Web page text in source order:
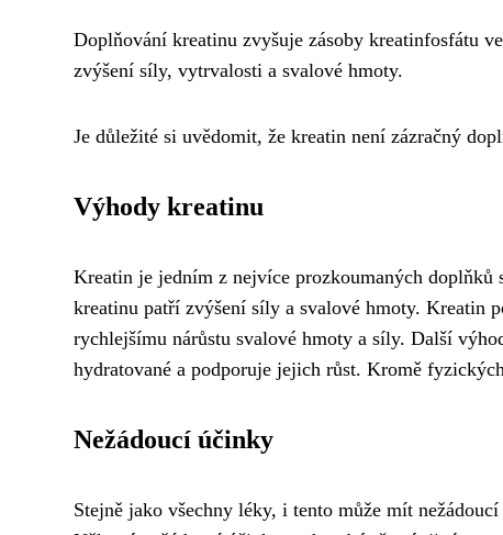
Doplňování kreatinu zvyšuje zásoby kreatinfosfátu
zvýšení síly, vytrvalosti a svalové hmoty.
Je důležité si uvědomit, že kreatin není zázračný
Výhody kreatinu
Kreatin je jedním z nejvíce prozkoumaných
kreatinu patří zvýšení síly a svalové hmoty. Kreatin
rychlejšímu nárůstu svalové hmoty a síly. Další
hydratované a podporuje jejich růst. Kromě
Nežádoucí účinky
Stejně jako všechny léky, i tento může mít